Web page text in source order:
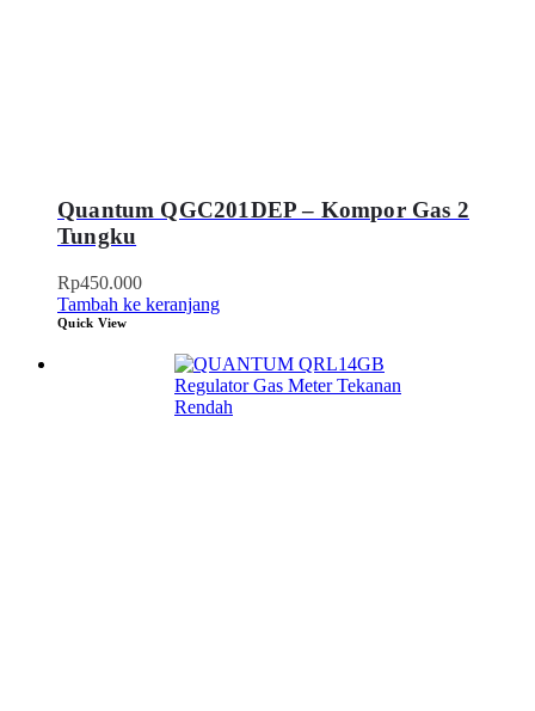
Quantum QGC201DEP – Kompor Gas 2
Tungku
Rp450.000
Tambah ke keranjang
Quick View